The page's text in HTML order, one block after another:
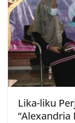
Lika-liku
“Alexandria